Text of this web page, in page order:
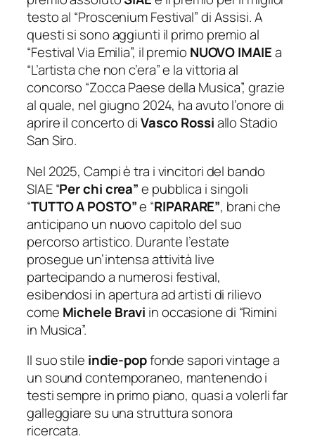
testo al “Proscenium Festival” di Assisi. A
questi si sono aggiunti il primo premio al
“Festival Via Emilia”, il premio NUOVO IMAIEa
“L’artista che non c’era” e la vittoria al
concorso “Zocca Paese della Musica”, grazie
al quale, nel giugno 2024, ha avuto l’onore di
aprire il concerto diVasco Rossiallo Stadio
San Siro.
Nel 2025, Campi è tra i vincitori del bando
SIAE “Per chi crea”e pubblica i singoli
“TUTTO A POSTO”e “RIPARARE”, brani che
anticipano un nuovo capitolo del suo
percorso artistico. Durante l’estate
prosegue un’intensa attività live
partecipando a numerosi festival,
esibendosi in apertura ad artisti di rilievo
come Michele Bravi in occasione di “Rimini
in Musica”.
Il suo stile indie-popfonde sapori vintage a
un sound contemporaneo, mantenendo i
testi sempre in primo piano, quasi a volerli far
galleggiare su una struttura sonora
ricercata.